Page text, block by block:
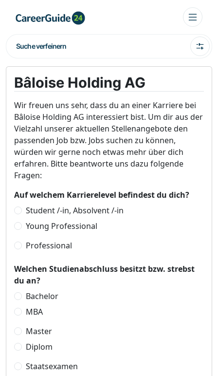
Suche verfeinern
Bâloise Holding AG
Wir freuen uns sehr, dass du an einer Karriere bei
Bâloise Holding AG interessiert bist. Um dir aus der
Vielzahl unserer aktuellen Stellenangebote den
passenden Job bzw. Jobs suchen zu können,
würden wir gerne noch etwas mehr über dich
erfahren. Bitte beantworte uns dazu folgende
Fragen:
Auf welchem Karrierelevel befindest du dich?
Student /-in, Absolvent /-in
Young Professional
Professional
Welchen Studienabschluss besitzt bzw. strebst
du an?
Bachelor
MBA
Master
Diplom
Staatsexamen